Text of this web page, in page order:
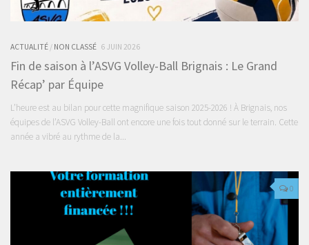
ACTUALITÉ / NON CLASSÉ 6 JUIN 2026
Fin de saison à l’ASVG Volley-Ball Brignais : Le Grand
Récap’ par Équipe
L’heure est au bilan pour cette magnifique saison 2025-2026 ! À Brignais, nos
équipes de l’ASVG Volley-Ball ont encore une fois tout donné sur le terrain. Cette
année a vibré au rythme de la...
0